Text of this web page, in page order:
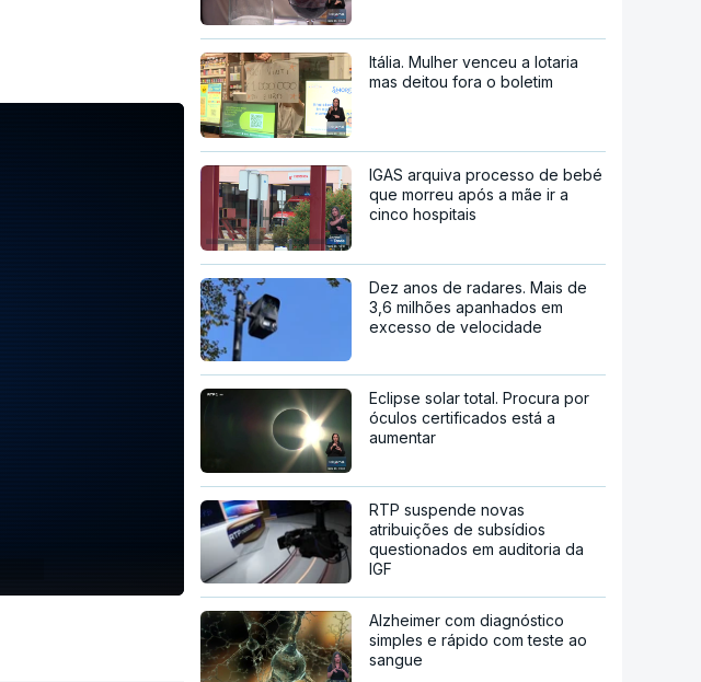
Itália. Mulher venceu a lotaria
mas deitou fora o boletim
IGAS arquiva processo de bebé
que morreu após a mãe ir a
cinco hospitais
Dez anos de radares. Mais de
3,6 milhões apanhados em
excesso de velocidade
Eclipse solar total. Procura por
óculos certificados está a
aumentar
RTP suspende novas
atribuições de subsídios
questionados em auditoria da
IGF
Alzheimer com diagnóstico
simples e rápido com teste ao
sangue